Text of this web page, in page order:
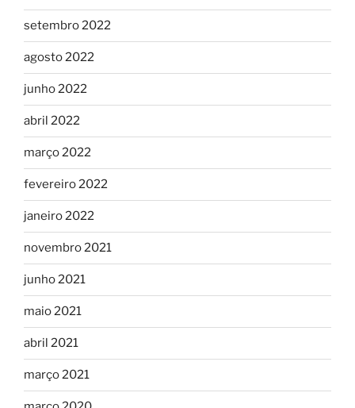
setembro 2022
agosto 2022
junho 2022
abril 2022
março 2022
fevereiro 2022
janeiro 2022
novembro 2021
junho 2021
maio 2021
abril 2021
março 2021